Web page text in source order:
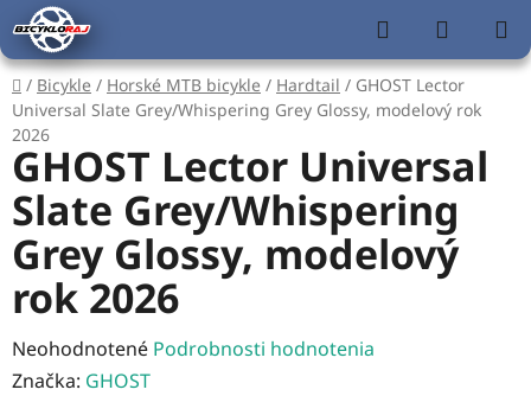
Prejsť
na
obsah
Hľadať
KOŠÍK
Domov
/ Bicykle / Horské MTB bicykle / Hardtail / GHOST Lector
Universal Slate Grey/Whispering Grey Glossy, modelový rok
2026
GHOST Lector Universal
Slate Grey/Whispering
Grey Glossy, modelový
rok 2026
Priemerné
hodnotenie
Neohodnotené Podrobnosti hodnotenia
Značka: GHOST